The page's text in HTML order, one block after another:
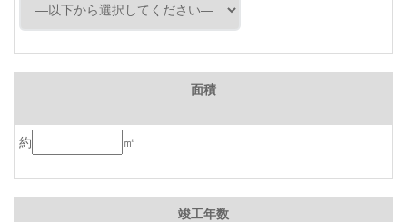
面積
約 ㎡
竣工年数